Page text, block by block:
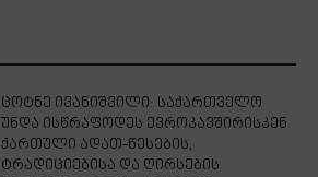
ცოტნე ივანიშვილი: საქართველო
უნდა ისწრაფოდეს ევროკავშირისკენ
ქართული ადათ-წესების,
ტრადიციებისა და ღირსების